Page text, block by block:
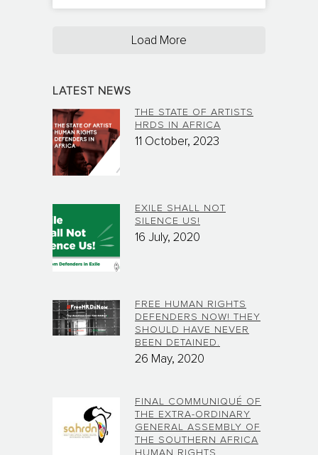
Load More
LATEST NEWS
THE STATE OF ARTISTS
HRDS IN AFRICA
11 October, 2023
EXILE SHALL NOT
SILENCE US!
16 July, 2020
FREE HUMAN RIGHTS
DEFENDERS NOW! THEY
SHOULD HAVE NEVER
BEEN DETAINED.
26 May, 2020
FINAL COMMUNIQUÉ OF
THE EXTRA-ORDINARY
GENERAL ASSEMBLY OF
THE SOUTHERN AFRICA